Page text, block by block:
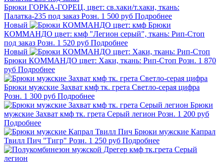
Брюки ГОРКА-ГОРЕЦ, цвет: св.хаки/т.хаки, ткань:
Палатка-235 под заказ Розн. 1 500 руб Подробнее
Новый
Брюки
КОММАНДО цвет: кмф "Легион серый", ткань: Рип-Стоп
под заказ Розн. 1 520 руб Подробнее
Новый
Брюки КОММАНДО цвет: Хаки, ткань: Рип-Стоп Розн. 1 870
руб Подробнее
Брюки мужские Захват кмф тк. грета Светло-серая цифра
Розн. 1 300 руб Подробнее
Брюки
мужские Захват кмф тк. грета Серый легион Розн. 1 200 руб
Подробнее
Брюки мужские Капрал
Твилл Пич "Тигр" Розн. 1 250 руб Подробнее